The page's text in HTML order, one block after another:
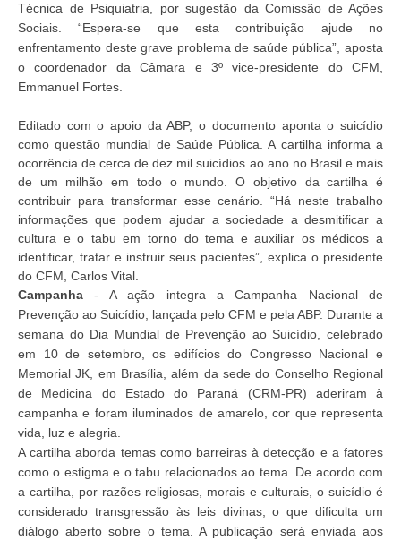
Técnica de Psiquiatria, por sugestão da Comissão de Ações
Sociais. “Espera-se que esta contribuição ajude no
enfrentamento deste grave problema de saúde pública”, aposta
o coordenador da Câmara e 3º vice-presidente do CFM,
Emmanuel Fortes.
Editado com o apoio da ABP, o documento aponta o suicídio
como questão mundial de Saúde Pública. A cartilha informa a
ocorrência de cerca de dez mil suicídios ao ano no Brasil e mais
de um milhão em todo o mundo. O objetivo da cartilha é
contribuir para transformar esse cenário. “Há neste trabalho
informações que podem ajudar a sociedade a desmitificar a
cultura e o tabu em torno do tema e auxiliar os médicos a
identificar, tratar e instruir seus pacientes”, explica o presidente
do CFM, Carlos Vital.
Campanha - A ação integra a Campanha Nacional de
Prevenção ao Suicídio, lançada pelo CFM e pela ABP. Durante a
semana do Dia Mundial de Prevenção ao Suicídio, celebrado
em 10 de setembro, os edifícios do Congresso Nacional e
Memorial JK, em Brasília, além da sede do Conselho Regional
de Medicina do Estado do Paraná (CRM-PR) aderiram à
campanha e foram iluminados de amarelo, cor que representa
vida, luz e alegria.
A cartilha aborda temas como barreiras à detecção e a fatores
como o estigma e o tabu relacionados ao tema. De acordo com
a cartilha, por razões religiosas, morais e culturais, o suicídio é
considerado transgressão às leis divinas, o que dificulta um
diálogo aberto sobre o tema. A publicação será enviada aos